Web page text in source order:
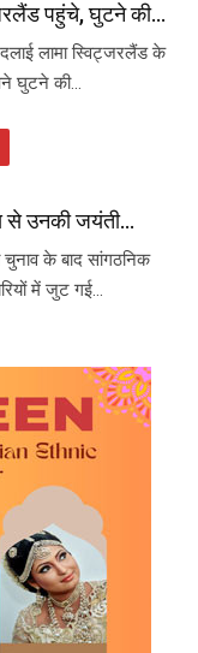
पहुंचे, घुटने की...
लामा स्विट्जरलैंड के
घुटने की...
से उनकी जयंती...
के बाद सांगठनिक
में जुट गई...